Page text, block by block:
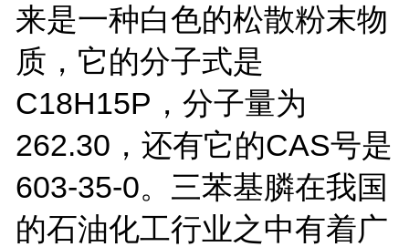
来是一种白色的松散粉末物
质，它的分子式是
C18H15P，分子量为
262.30，还有它的CAS号是
603-35-0。三苯基膦在我国
的石油化工行业之中有着广